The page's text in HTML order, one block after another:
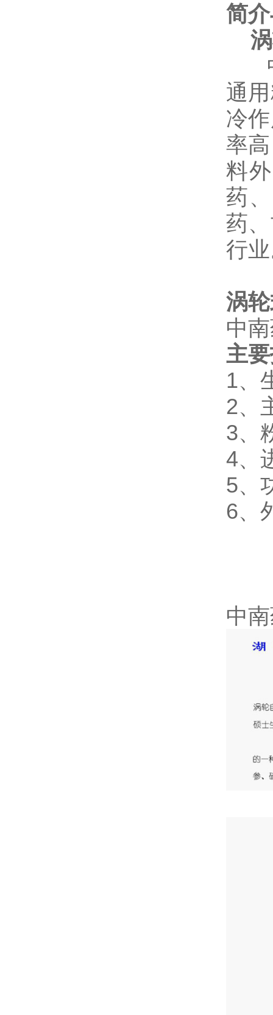
简
中
通
冷
率
料
药
药
行
涡
中
主
1、
2、
3、
4、
5、
6、
中